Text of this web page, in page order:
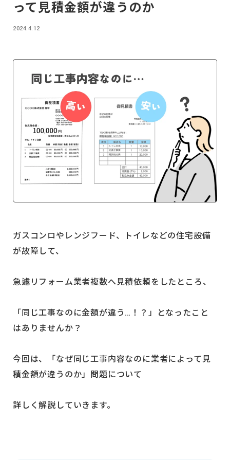
って見積金額が違うのか
2024.4.12
ガスコンロやレンジフード、トイレなどの住宅設備
が故障して、
急遽リフォーム業者複数へ見積依頼をしたところ、
「同じ工事なのに金額が違う…！？」となったこと
はありませんか？
今回は、「なぜ同じ工事内容なのに業者によって見
積金額が違うのか」問題について
詳しく解説していきます。